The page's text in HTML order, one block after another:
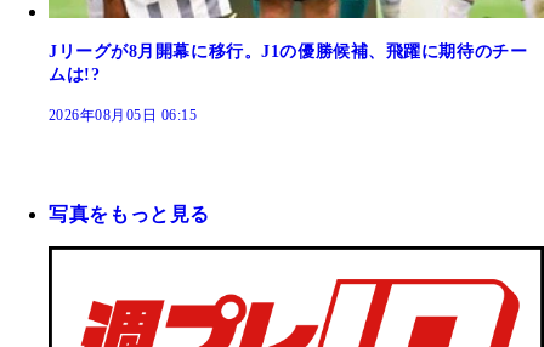
Jリーグが8月開幕に移行。J1の優勝候補、飛躍に期待のチー
ムは!?
2026年08月05日 06:15
写真をもっと見る